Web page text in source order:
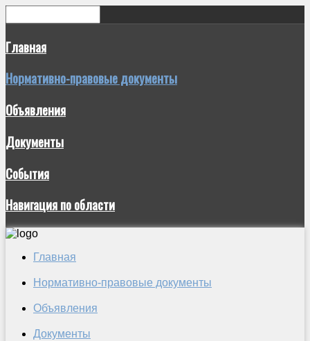
Главная
Нормативно-правовые документы
Объявления
Документы
События
Навигация по области
Главная
Нормативно-правовые документы
Объявления
Документы